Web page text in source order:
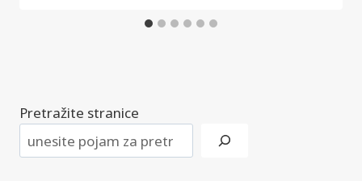
Pretražite stranice